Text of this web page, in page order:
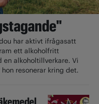
har aktivt ifrågasatt
ett alkoholfritt
en alkoholtillverkare. Vi
resonerar kring det.